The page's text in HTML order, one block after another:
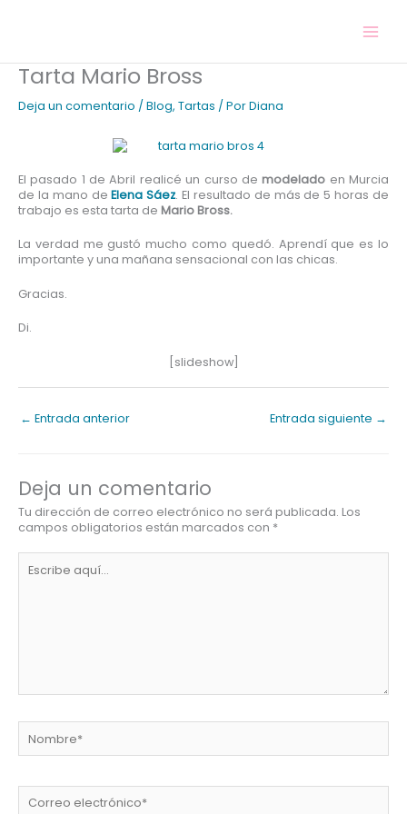
Tarta Mario Bross
Deja un comentario / Blog, Tartas / PorDiana
El pasado 1 de Abril realicé un curso demodelado en Murcia
de la mano deElena Sáez. El resultado de más de 5 horas de
trabajo es esta tarta de Mario Bross.
La verdad me gustó mucho como quedó. Aprendí que es lo
importante y una mañana sensacional con las chicas.
Gracias.
Di.
[slideshow]
← Entrada anterior Entrada siguiente →
Deja un comentario
Tu dirección de correo electrónico no será publicada. Los
campos obligatorios están marcados con *
aquí...
electrónico*